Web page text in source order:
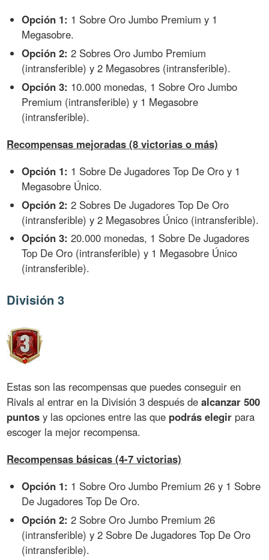
Opción 1: 1 Sobre Oro Jumbo Premium y 1
Megasobre.
Opción 2: 2 Sobres Oro Jumbo Premium
(intransferible) y 2 Megasobres (intransferible).
Opción 3: 10.000 monedas, 1 Sobre Oro Jumbo
Premium (intransferible) y 1 Megasobre
(intransferible).
Recompensas mejoradas (8 victorias o más)
Opción 1: 1 Sobre De Jugadores Top De Oro y 1
Megasobre Único.
Opción 2: 2 Sobres De Jugadores Top De Oro
(intransferible) y 2 Megasobres Único (intransferible).
Opción 3: 20.000 monedas, 1 Sobre De Jugadores
Top De Oro (intransferible) y 1 Megasobre Único
(intransferible).
División 3
Estas son las recompensas que puedes conseguir en
Rivals al entrar en la División 3 después dealcanzar 500
puntos y las opciones entre las que podrás elegir para
escoger la mejor recompensa.
Recompensas básicas (4-7 victorias)
Opción 1: 1 Sobre Oro Jumbo Premium 26 y 1 Sobre
De Jugadores Top De Oro.
Opción 2: 2 Sobre Oro Jumbo Premium 26
(intransferible) y 2 Sobre De Jugadores Top De Oro
(intransferible).